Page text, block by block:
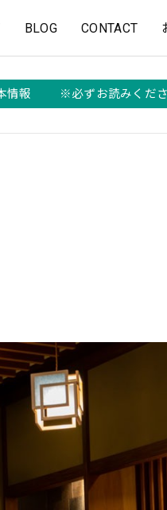
BLOG CONTACT
本情報 ※必ずお読みくだ